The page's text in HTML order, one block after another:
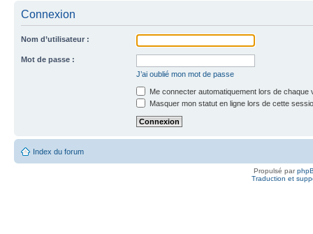
Connexion
Nom d’utilisateur :
Mot de passe :
J’ai oublié mon mot de passe
Me connecter automatiquement lors de chaque
Masquer mon statut en ligne lors de cette
Index du forum
Propulsé par
Traduction et